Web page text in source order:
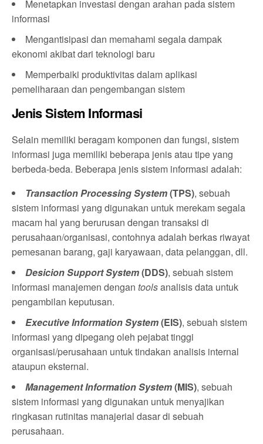
Menetapkan investasi dengan arahan pada sistem
informasi
Mengantisipasi dan memahami segala dampak
ekonomi akibat dari teknologi baru
Memperbaiki produktivitas dalam aplikasi
pemeliharaan dan pengembangan sistem
Jenis Sistem Informasi
Selain memiliki beragam komponen dan fungsi, sistem
informasi juga memiliki beberapa jenis atau tipe yang
berbeda-beda. Beberapa jenis sistem informasi adalah:
Transaction Processing System(TPS), sebuah
sistem informasi yang digunakan untuk merekam segala
macam hal yang berurusan dengan transaksi di
perusahaan/organisasi, contohnya adalah berkas riwayat
pemesanan barang, gaji karyawaan, data pelanggan, dll.
Desicion Support System(DDS), sebuah sistem
informasi manajemen dengan toolsanalisis data untuk
pengambilan keputusan.
Executive Information System(EIS), sebuah sistem
informasi yang dipegang oleh pejabat tinggi
organisasi/perusahaan untuk tindakan analisis internal
ataupun eksternal.
Management Information System(MIS), sebuah
sistem informasi yang digunakan untuk menyajikan
ringkasan rutinitas manajerial dasar di sebuah
perusahaan.